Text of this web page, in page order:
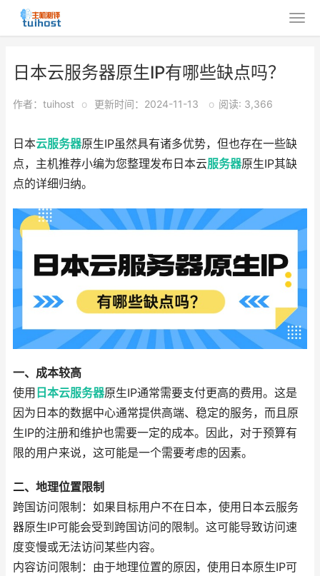
日本云服务器原生IP有哪些缺点吗？
作者：tuihost o 更新时间：2024-11-13 o 阅读: 3,366
日本云服务器原生IP虽然具有诸多优势，但也存在一些缺
点，主机推荐小编为您整理发布日本云服务器原生IP其缺
点的详细归纳。
一、成本较高
使用 日本云服务器原生IP通常需要支付更高的费用。这是
因为日本的数据中心通常提供高端、稳定的服务，而且原
生IP的注册和维护也需要一定的成本。因此，对于预算有
限的用户来说，这可能是一个需要考虑的因素。
二、地理位置限制
跨国访问限制：如果目标用户不在日本，使用日本云服务
器原生IP可能会受到跨国访问的限制。这可能导致访问速
度变慢或无法访问某些内容。
内容访问限制：由于地理位置的原因，使用日本原生IP可